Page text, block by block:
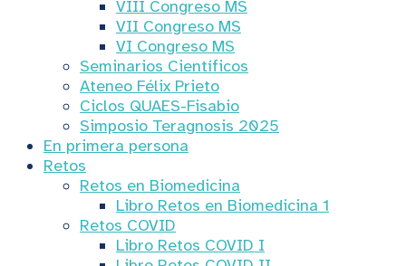
VIII Congreso MS
VII Congreso MS
VI Congreso MS
Seminarios Científicos
Ateneo Félix Prieto
Ciclos QUAES-Fisabio
Simposio Teragnosis 2025
En primera persona
Retos
Retos en Biomedicina
Libro Retos en Biomedicina 1
Retos COVID
Libro Retos COVID I